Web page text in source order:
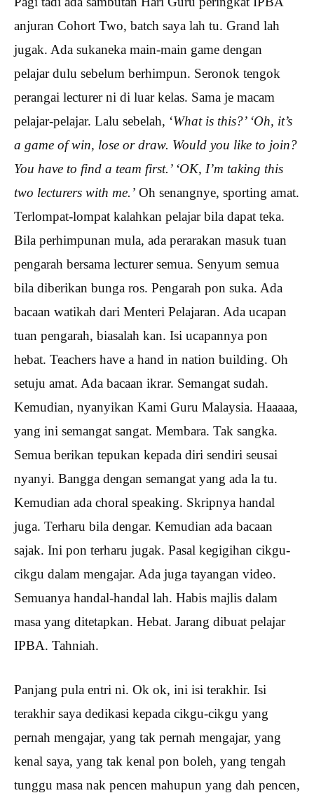
anjuran Cohort Two, batch saya lah tu. Grand lah
jugak. Ada sukaneka main-main game dengan
pelajar dulu sebelum berhimpun. Seronok tengok
perangai lecturer ni di luar kelas. Sama je macam
pelajar-pelajar. Lalu sebelah, ‘What is this?’ ‘Oh, it’s
a game of win, lose or draw. Would you like to join?
You have to find a team first.’ ‘OK, I’m taking this
two lecturers with me.’ Oh senangnye, sporting amat.
Terlompat-lompat kalahkan pelajar bila dapat teka.
Bila perhimpunan mula, ada perarakan masuk tuan
pengarah bersama lecturer semua. Senyum semua
bila diberikan bunga ros. Pengarah pon suka. Ada
bacaan watikah dari Menteri Pelajaran. Ada ucapan
tuan pengarah, biasalah kan. Isi ucapannya pon
hebat. Teachers have a hand in nation building. Oh
setuju amat. Ada bacaan ikrar. Semangat sudah.
Kemudian, nyanyikan Kami Guru Malaysia. Haaaaa,
yang ini semangat sangat. Membara. Tak sangka.
Semua berikan tepukan kepada diri sendiri seusai
nyanyi. Bangga dengan semangat yang ada la tu.
Kemudian ada choral speaking. Skripnya handal
juga. Terharu bila dengar. Kemudian ada bacaan
sajak. Ini pon terharu jugak. Pasal kegigihan cikgu-
cikgu dalam mengajar. Ada juga tayangan video.
Semuanya handal-handal lah. Habis majlis dalam
masa yang ditetapkan. Hebat. Jarang dibuat pelajar
IPBA. Tahniah.
Panjang pula entri ni. Ok ok, ini isi terakhir. Isi
terakhir saya dedikasi kepada cikgu-cikgu yang
pernah mengajar, yang tak pernah mengajar, yang
kenal saya, yang tak kenal pon boleh, yang tengah
tunggu masa nak pencen mahupun yang dah pencen,